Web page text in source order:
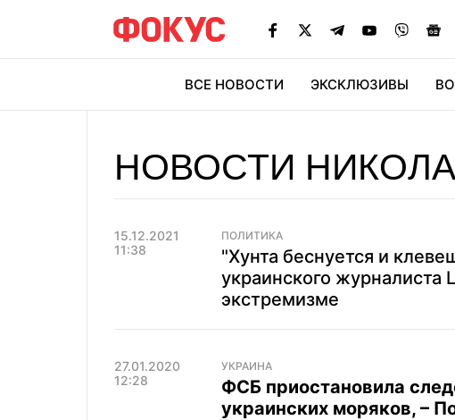
ВСЕ НОВОСТИ ЭКСКЛЮЗИВЫ
НОВОСТИ
15.12.2021
11:38
ПОЛИТИКА
"Хунта беснуется и
украинского
экстремизме
27.01.2020
12:28
УКРАИНА
ФСБ приостановила
украинских моряков, –